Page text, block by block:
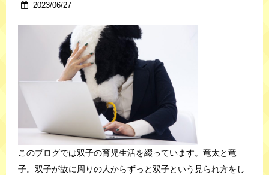
2023/06/27
このブログでは双子の育児生活を綴っています。竜太と竜
子。双子が故に周りの人からずっと双子という見られ方をし